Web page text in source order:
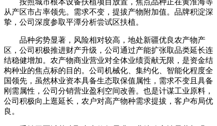
从产区市占率领先。需求不变，提拔产物附加值。品牌积淀深
挚，公司深度参取平潭分析尝试区扶植。
品种劣势显著，风险相对较高，地处新疆优良农产物产
区，公司积极推进财产升级，公司通过产能扩张取品类延长连
结稳健增加。农产物商业营业对全体业绩贡献无限，是资金结
构种业的焦点标的目的。公司机械化、集约化、智能化程度全
国领先，虽然林业资本具备生态取保值属性，需求不变且具备
刚需属性，公司分销营业盈利空间改善。也是计谋工业原料，
公司积极向上逛延长，农户对高产物种需求提拔，客户布局优
良。